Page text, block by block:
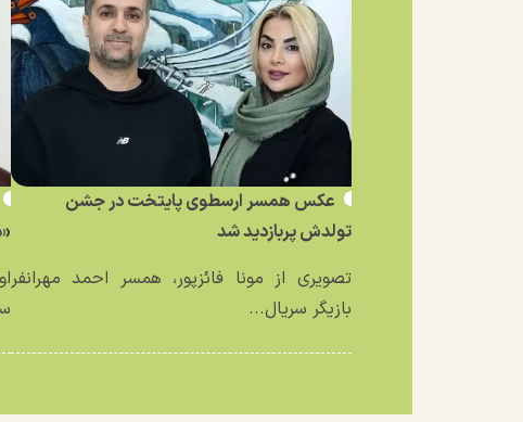
عکس همسر ارسطوی پایتخت در جشن
تولدش پربازدید شد
تصویری از مونا فائزپور، همسر احمد مهرانفر
بازیگر سریال...